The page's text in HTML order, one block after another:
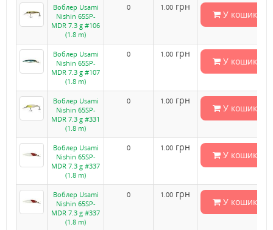
Воблер Usami
Nishin 65SP-
MDR 7.3 g #106
(1.8 m)
0 1.00 грн
У кошик
Воблер Usami
Nishin 65SP-
MDR 7.3 g #107
(1.8 m)
0 1.00 грн
У кошик
Воблер Usami
Nishin 65SP-
MDR 7.3 g #331
(1.8 m)
0 1.00 грн
У кошик
Воблер Usami
Nishin 65SP-
MDR 7.3 g #337
(1.8 m)
0 1.00 грн
У кошик
Воблер Usami
Nishin 65SP-
MDR 7.3 g #337
(1.8 m)
0 1.00 грн
У кошик